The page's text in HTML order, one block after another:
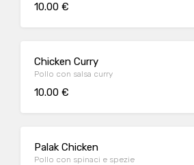
10.00 €
Chicken Curry
Pollo con salsa curry
10.00 €
Palak Chicken
Pollo con spinaci e spezie